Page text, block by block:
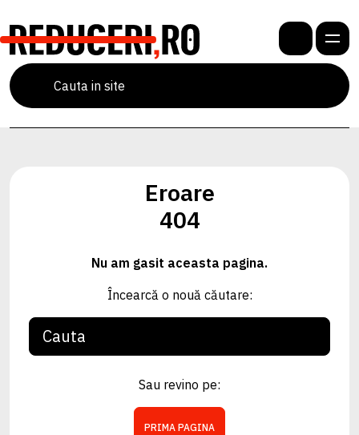
Eroare
404
Nu am gasit aceasta pagina.
Încearcă o nouă căutare:
Sau revino pe:
PRIMA PAGINA